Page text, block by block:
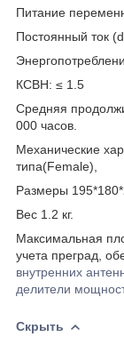
Питание
Постоянный ток
КСВН: ≤ 1.5
Средняя
000 часов.
Механические
типа(Female),
Размеры
Вес 1.2 кг.
Максимальная
учета преград,
внутренних
делители
Скрыть